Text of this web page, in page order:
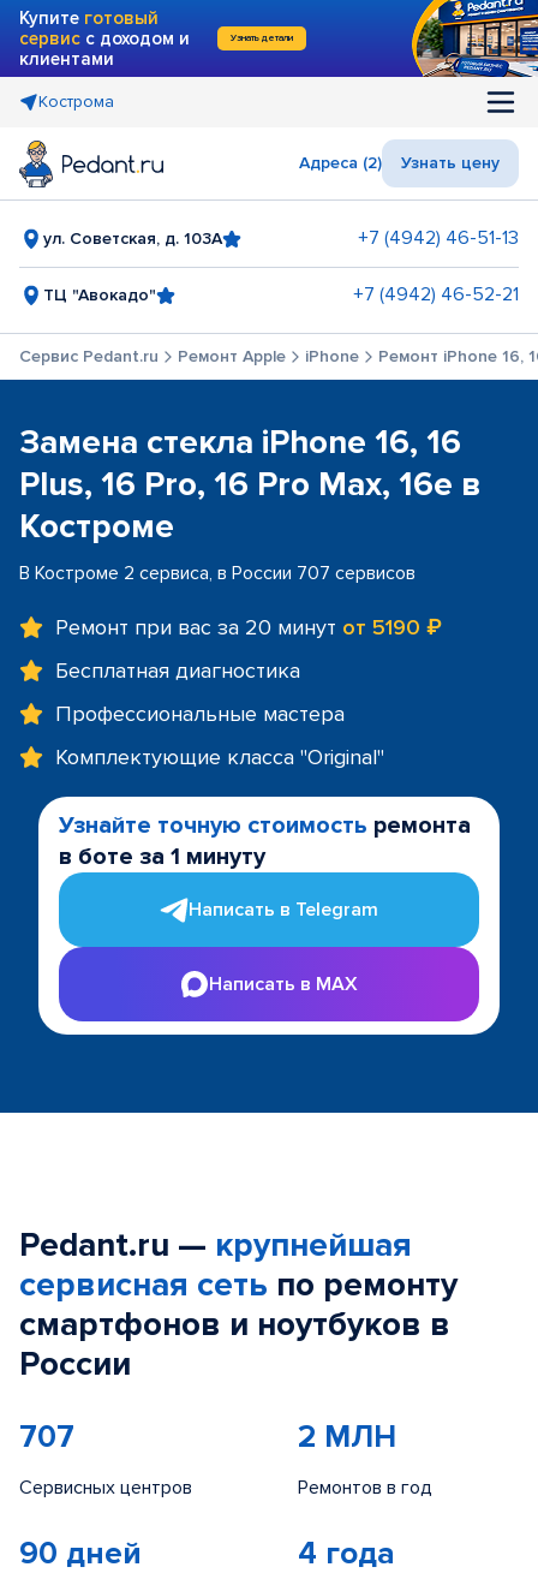
Купите готовый
сервис с доходом и
клиентами
Узнать детали
Кострома
Адреса (2) Узнать цену
ул. Советская, д. 103А +7 (4942) 46-51-13
ТЦ "Авокадо" +7 (4942) 46-52-21
Сервис Pedant.ru Ремонт Apple iPhone Ремонт iPhone 16,
Замена стекла iPhone 16, 16
Plus, 16 Pro, 16 Pro Max, 16e в
Костроме
В Костроме 2 сервиса, в России 707 сервисов
Ремонт при вас за 20 минут от 5190 ₽
Бесплатная диагностика
Профессиональные мастера
Комплектующие класса "Original"
Узнайте точную стоимость ремонта
в боте за 1 минуту
Написать в Telegram
Написать в MAX
Pedant.ru — крупнейшая
сервисная сеть по ремонту
смартфонов и ноутбуков в
России
707
Сервисных центров
2 МЛН
Ремонтов в год
90 дней 4 года